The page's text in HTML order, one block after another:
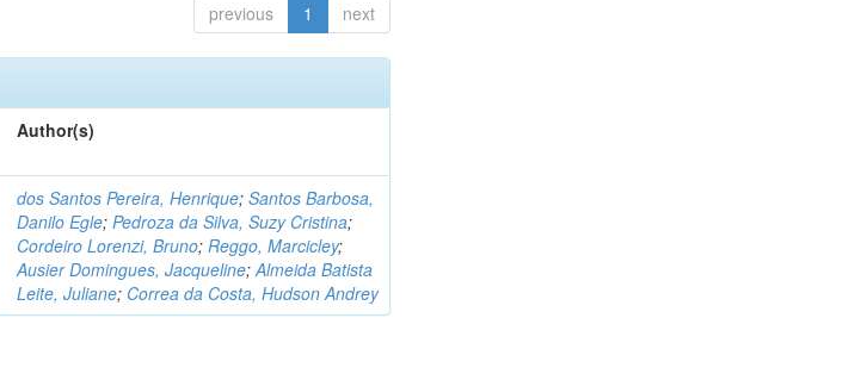
previous 1 next
Author(s)
dos Santos Pereira, Henrique;Santos Barbosa,
Danilo Egle;Pedroza da Silva, Suzy Cristina;
Cordeiro Lorenzi, Bruno;Reggo, Marcicley;
Ausier Domingues, Jacqueline;Almeida Batista
Leite, Juliane; Correa da Costa, Hudson Andrey